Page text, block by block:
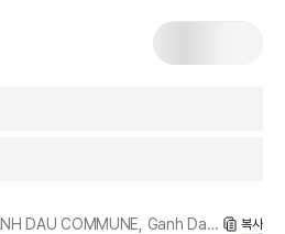
DAU COMMUNE, Ganh Dau, VN 복사